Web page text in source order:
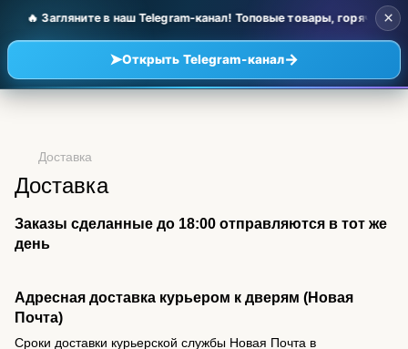
🔥 Загляните в наш Telegram-канал! Топовые товары, горячие
➤Открыть Telegram-канал→
×
Доставка
Доставка
Заказы сделанные до 18:00 отправляются в тот же
день
Адресная доставка курьером к дверям (Новая
Почта)
Сроки доставки курьерской службы Новая Почта в